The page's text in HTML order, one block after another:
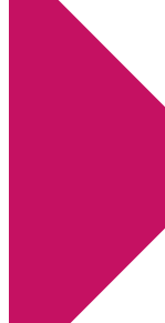
Boktolva
Författarfemman
Kontakt
Webbshop
Min tv-blogg
You are here:Home